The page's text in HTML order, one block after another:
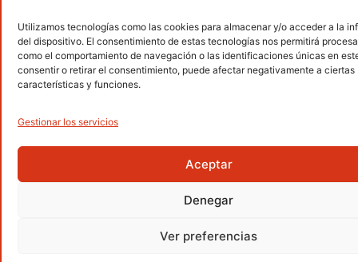
Utilizamos tecnologías como las cookies para almacenar y/o acceder a la
del dispositivo. El consentimiento de estas tecnologías nos permitirá
como el comportamiento de navegación o las identificaciones únicas en
consentir o retirar el consentimiento, puede afectar negativamente a ciertas
características y funciones.
Gestionar los servicios
Aceptar
Denegar
Ver preferencias
Senderismo
.
Barranquismo